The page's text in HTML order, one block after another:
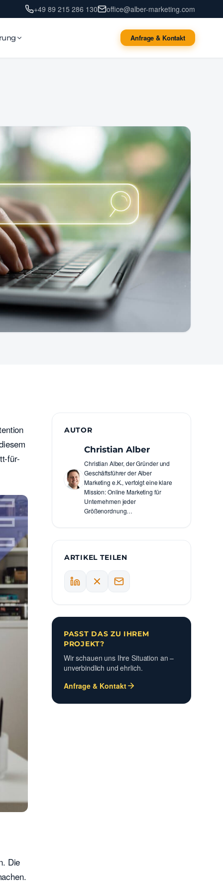
+49 89 215 286 130 office@alber-marketing.com
Anfrage & Kontakt
für-
Die
AUTOR
Christian Alber
Christian Alber, der Gründer und
Geschäftsführer der Alber
Marketing e.K., verfolgt eine klare
Mission: Online Marketing für
Unternehmen jeder
Größenordnung…
ARTIKEL TEILEN
PASST DAS ZU IHREM
PROJEKT?
Wir schauen uns Ihre Situation an –
unverbindlich und ehrlich.
Anfrage & Kontakt